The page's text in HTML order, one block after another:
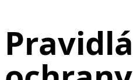
Pravidlá